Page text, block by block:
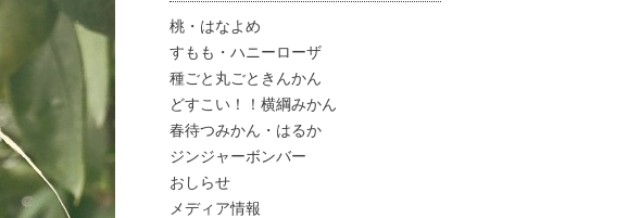
桃・はなよめ
すもも・ハニーローザ
種ごと丸ごときんかん
どすこい！！横綱みかん
春待つみかん・はるか
ジンジャーボンバー
おしらせ
メディア情報